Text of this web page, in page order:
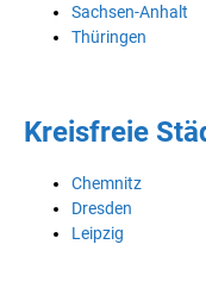
Sachsen-Anhalt
Thüringen
Kreisfreie
Chemnitz
Dresden
Leipzig